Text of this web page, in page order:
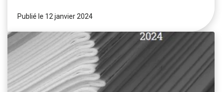
Publié le 12 janvier 2024